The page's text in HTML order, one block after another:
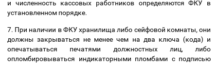
и численность кассовых работников определяются ФКУ в
установленном порядке.
7. При наличии в ФКУ хранилища либо сейфовой комнаты, они
должны закрываться не менее чем на два ключа (кода) и
опечатываться печатями должностных лиц, либо
опломбировываться индикаторными пломбами с подписью